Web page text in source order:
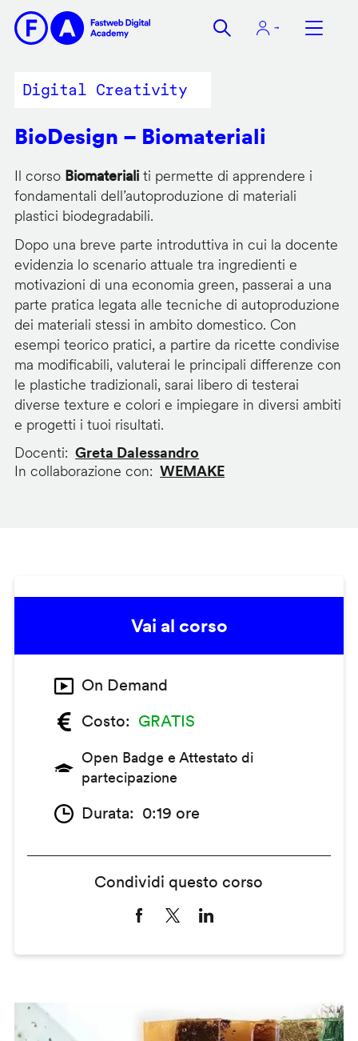
contenuto
Digital Creativity
BioDesign – Biomateriali
Il corso Biomaterialiti permette di apprendere i
fondamentali dell’autoproduzione di materiali
plastici biodegradabili.
Dopo una breve parte introduttiva in cui la docente
evidenzia lo scenario attuale tra ingredienti e
motivazioni di una economia green, passerai a una
parte pratica legata alle tecniche di autoproduzione
dei materiali stessi in ambito domestico. Con
esempi teorico pratici, a partire da ricette condivise
ma modificabili, valuterai le principali differenze con
le plastiche tradizionali, sarai libero di testerai
diverse texture e colori e impiegare in diversi ambiti
e progetti i tuoi risultati.
Docenti
Greta Dalessandro
In collaborazione con
WEMAKE
Vai al corso
On Demand
Costo
GRATIS
Open Badge e Attestato di
partecipazione
Durata 0:19 ore
Condividi questo corso